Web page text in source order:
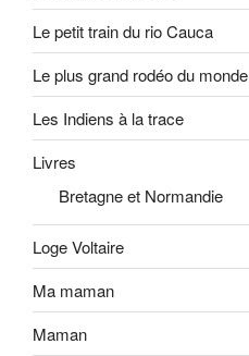
Le petit train du rio Cauca
Le plus grand rodéo du monde
Les Indiens à la trace
Livres
Bretagne et Normandie
Loge Voltaire
Ma maman
Maman